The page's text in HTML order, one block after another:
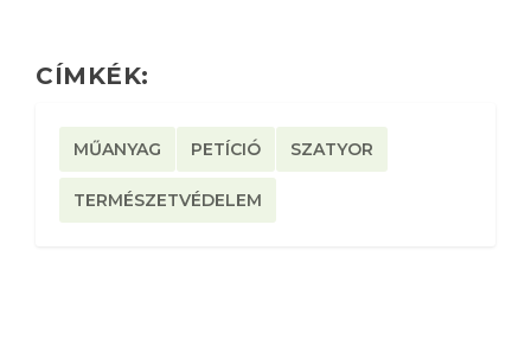
CÍMKÉK:
MŰANYAG PETÍCIÓ SZATYOR
TERMÉSZETVÉDELEM